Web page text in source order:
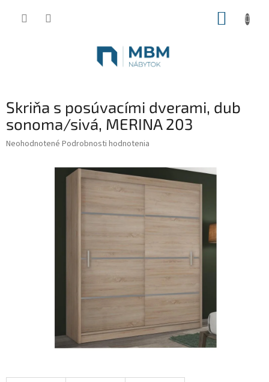
Skriňa s posúvacími dverami, dub
sonoma/sivá, MERINA 203
Priemerné
Neohodnotené Podrobnosti hodnotenia